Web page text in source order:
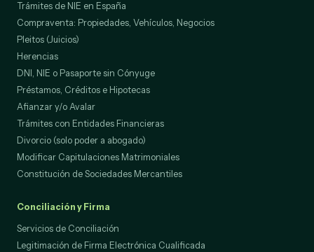
Trámites de NIE en España
Compraventa: Propiedades, Vehículos, Negocios
Pleitos (Juicios)
Herencias
DNI, NIE o Pasaporte sin Cónyuge
Préstamos, Créditos e Hipotecas
Afianzar y/o Avalar
Trámites con Entidades Financieras
Divorcio (solo poder a abogado)
Modificar Capitulaciones Matrimoniales
Constitución de Sociedades Mercantiles
Conciliación y Firma
Servicios de Conciliación
Legitimación de Firma Electrónica Cualificada